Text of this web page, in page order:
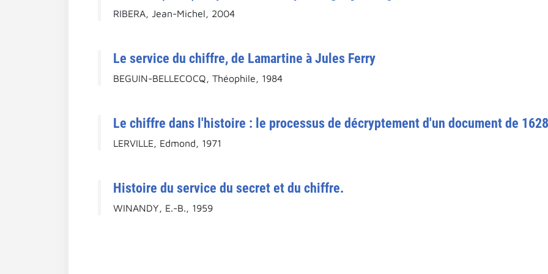
RIBERA, Jean-Michel, 2004
Le service du chiffre, de Lamartine à Jules Ferry
BEGUIN-BELLECOCQ, Théophile, 1984
Le chiffre dans l'histoire : le processus de décryptement d'un document de
LERVILLE, Edmond, 1971
Histoire du service du secret et du chiffre.
WINANDY, E.-B., 1959